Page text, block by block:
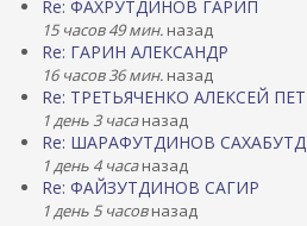
Re: ФАХРУТДИНОВ ГАРИП
15 часов 49 мин. назад
Re: ГАРИН АЛЕКСАНДР
16 часов 36 мин. назад
Re: ТРЕТЬЯЧЕНКО АЛЕКСЕЙ
1 день 3 часаназад
Re: ШАРАФУТДИНОВ
1 день 4 часаназад
Re: ФАЙЗУТДИНОВ САГИР
1 день 5 часовназад